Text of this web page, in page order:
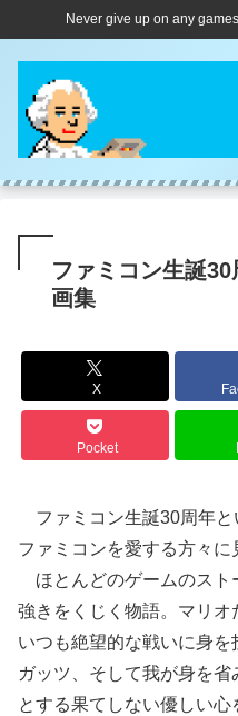
Never give up on any
ファミコン生誕
画集
X
Pocket
ファミコン生誕30周年と
ファミコンを愛する方々に
ほとんどのゲームのスト
強きをくじく物語。マリ
いつも絶望的な戦いに身­
ガッツ、そして我が身を
とする果てしない優しい心